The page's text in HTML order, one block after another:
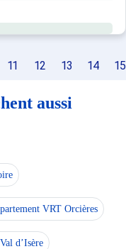
11 12 13 14 15
aussi
VRT Orcières
d’Isère